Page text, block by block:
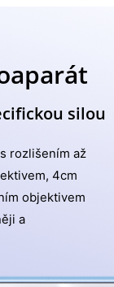
silou
rozlišením až
4cm
objektivem
a